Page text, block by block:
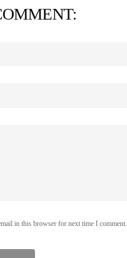
in this browser for next time I comment.